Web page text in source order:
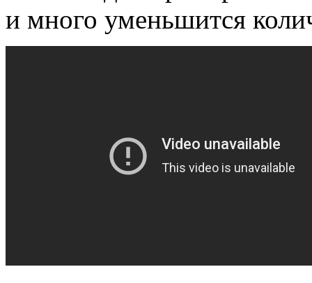
и много уменьшится